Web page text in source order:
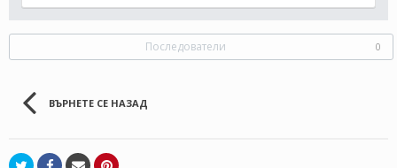
Последователи 0
ВЪРНЕТЕ СЕ НАЗАД